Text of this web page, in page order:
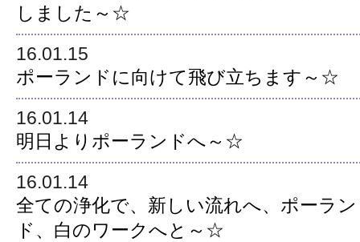
しました～☆
16.01.15
ポーランドに向けて飛び立ちます～☆
16.01.14
明日よりポーランドへ～☆
16.01.14
全ての浄化で、新しい流れへ、ポーラン
ド、白のワークへと～☆